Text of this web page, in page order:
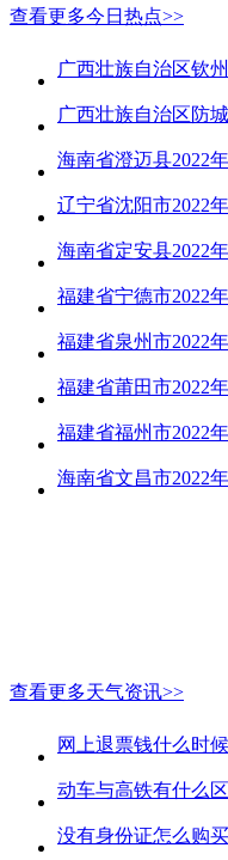
查看更多今日热点>>
海南省澄迈县2022
辽宁省沈阳市2022
海南省定安县2022
福建省宁德市2022
福建省泉州市2022
福建省莆田市2022
福建省福州市2022
海南省文昌市2022
查看更多天气资讯>>
网上退票钱什么时
动车与高铁有什么
没有身份证怎么购